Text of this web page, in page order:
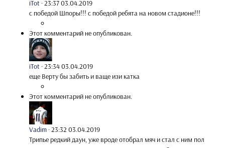
iTot ·23:37 03.04.2019
с победой Шпоры!!! с победой ребята на новом стадионе!!!
Этот комментарий не опубликован.
iTot ·23:34 03.04.2019
еще Верту бы забить и ваще изи катка
Этот комментарий не опубликован.
Vadim ·23:32 03.04.2019
Трипье редкий даун, уже вроде отобрал мяч и стал с ним пол